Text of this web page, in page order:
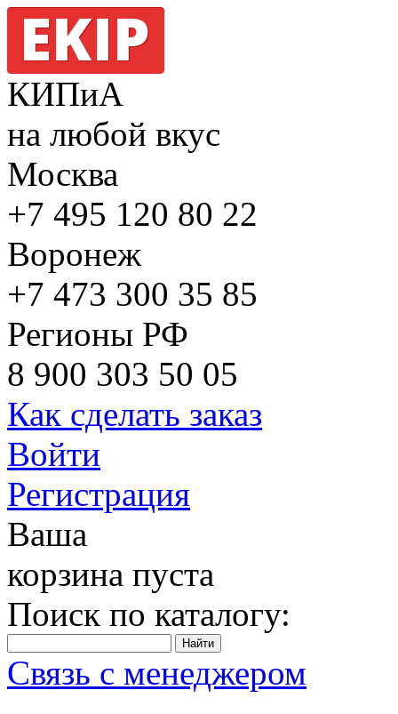
КИПиА
на любой вкус
Москва
+7 495 120 80 22
Воронеж
+7 473 300 35 85
Регионы РФ
8 900 303 50 05
Как сделать заказ
Войти
Регистрация
Ваша
корзина пуста
Поиск по каталогу:
Связь с менеджером